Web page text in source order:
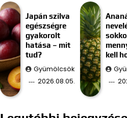
Japán szilva
egészségre
gyakorolt
hatása – mit
tud?
Gyümölcsök
2026.08.05.
kell